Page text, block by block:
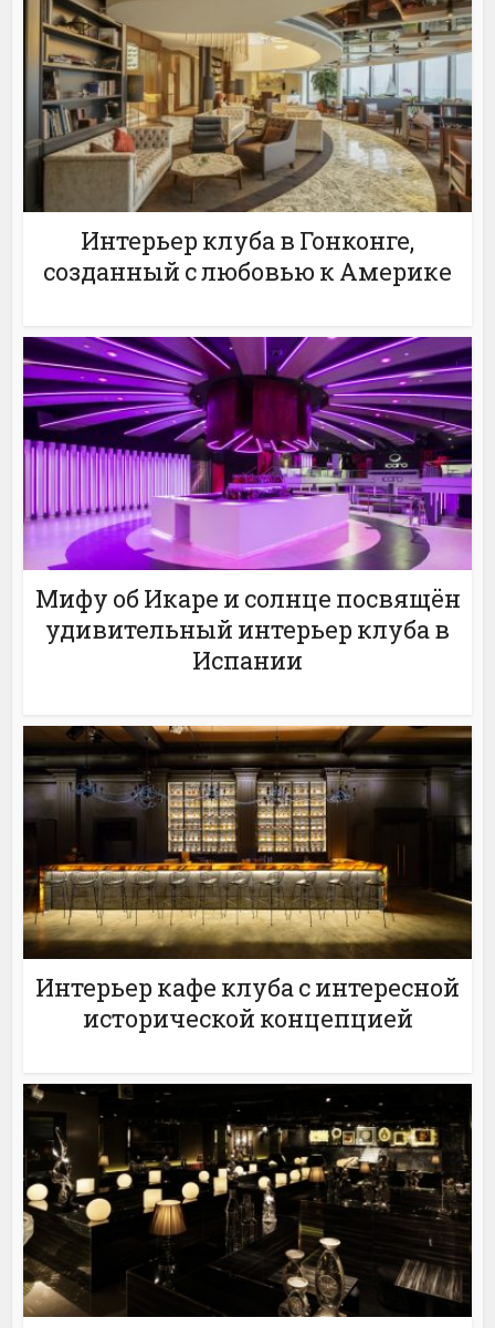
Интерьер клуба в Гонконге,
созданный с любовью к Америке
Мифу об Икаре и солнце посвящён
удивительный интерьер клуба в
Испании
Интерьер кафе клуба с интересной
исторической концепцией